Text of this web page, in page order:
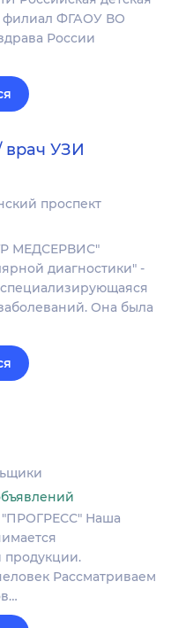
филиал ФГАОУ ВО
России
врач УЗИ
проспект
МЕДСЕРВИС"
диагностики" -
Она была
Наша
Рассматриваем